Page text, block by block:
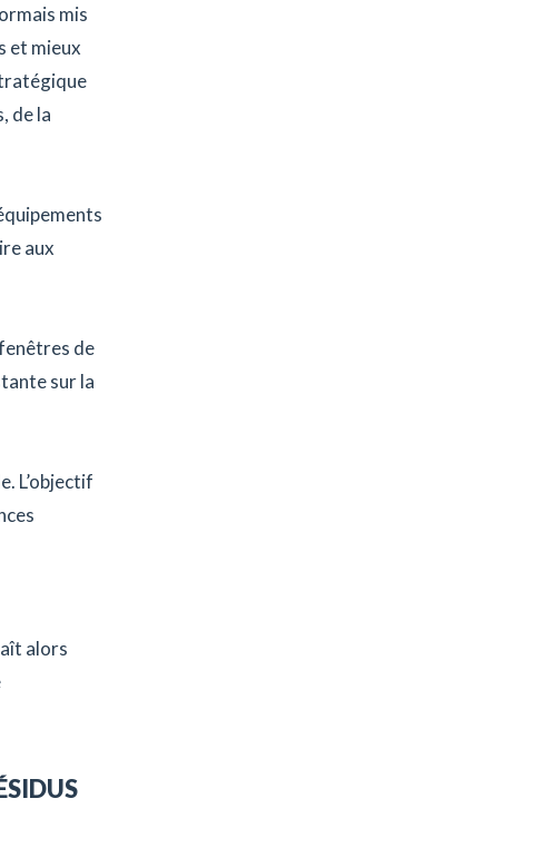
mis
et mieux
de la
aux
de
sur la
L’objectif
alors